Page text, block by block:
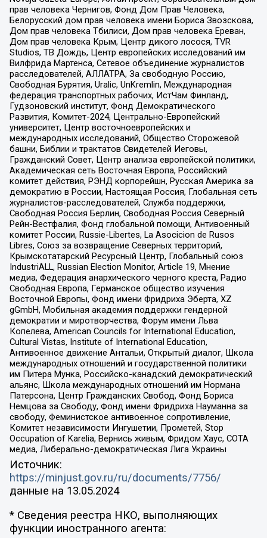
прав человека Чернигов, Фонд Дом Прав Человека,
Белорусский дом прав человека имени Бориса Звозскова,
Дом прав человека Тбилиси, Дом прав человека Ереван,
Дом прав человека Крым, Центр дикого лосося, TVR
Studios, ТВ Дождь, Центр европейских исследований им
Вилфрида Мартенса, Сетевое объединение журналистов
расследователей, АЛЛАТРА, За свободную Россию,
Свободная Бурятия, Uralic, UnKremlin, Международная
федерация транспортных рабочих, ИстЧам Финланд,
Гудзоновский институт, Фонд Демократического
Развития, Комитет-2024, Центрально-Европейский
университет, Центр восточноевропейских и
международных исследований, Общество Сторожевой
башни, Библии и трактатов Свидетелей Иеговы,
Гражданский Совет, Центр анализа европейской политики,
Академическая сеть Восточная Европа, Российский
комитет действия, РЭНД корпорейшн, Русская Америка за
демократию в России, Настоящая Россия, Глобальная сеть
журналистов-расследователей, Служба поддержки,
Свободная Россия Берлин, Свободная Россия Северный
Рейн-Вестфалия, Фонд глобальной помощи, Антивоенный
комитет России, Russie-Libertes, La Asocicion de Rusos
Libres, Союз за возвращение Северных территорий,
Крымскотатарский Ресурсный Центр, Глобальный союз
IndustriALL, Russian Election Monitor, Article 19, Мнение
медиа, Федерация анархического черного креста, Радио
Свободная Европа, Германское общество изучения
Восточной Европы, Фонд имени Фридриха Эберта, XZ
gGmbH, Мобильная академия поддержки гендерной
демократии и миротворчества, Форум имени Льва
Копелева, American Councils for International Education,
Cultural Vistas, Institute of International Education,
Антивоенное движение Антальи, Открытый диалог, Школа
международных отношений и государственной политики
им Питера Мунка, Российско-канадский демократический
альянс, Школа международных отношений им Нормана
Патерсона, Центр Гражданских Свобод, Фонд Бориса
Немцова за Свободу, Фонд имени Фридриха Науманна за
свободу, Феминистское антивоенное сопротивление,
Комитет независимости Ингушетии, Прометей, Stop
Occupation of Karelia, Вернись живым, Фридом Хаус, СОТА
медиа, Либерально-демократическая Лига Украины
Источник:
https://minjust.gov.ru/ru/documents/7756/
данные на 13.05.2024
* Сведения реестра НКО, выполняющих
функции иностранного агента: